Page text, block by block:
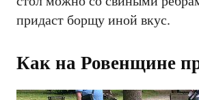
придаст борщу иной вкус.
Как на Ровенщине